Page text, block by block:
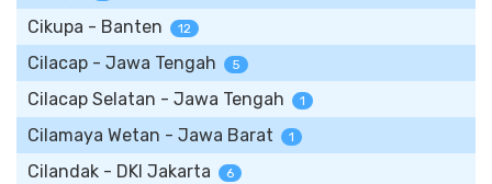
Cikupa - Banten 12
Cilacap - Jawa Tengah 5
Cilacap Selatan - Jawa Tengah 1
Cilamaya Wetan - Jawa Barat 1
Cilandak - DKI Jakarta 6